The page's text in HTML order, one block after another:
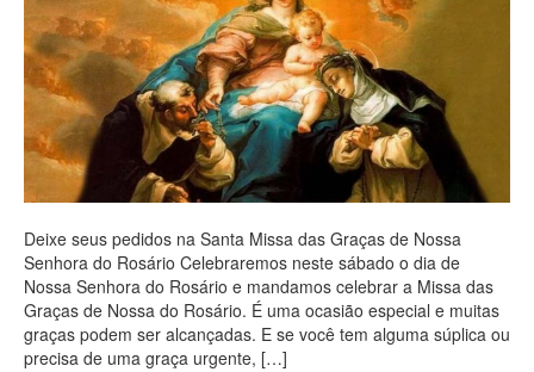
Deixe seus pedidos na Santa Missa das Graças de Nossa
Senhora do Rosário Celebraremos neste sábado o dia de
Nossa Senhora do Rosário e mandamos celebrar a Missa das
Graças de Nossa do Rosário. É uma ocasião especial e muitas
graças podem ser alcançadas. E se você tem alguma súplica ou
precisa de uma graça urgente, […]